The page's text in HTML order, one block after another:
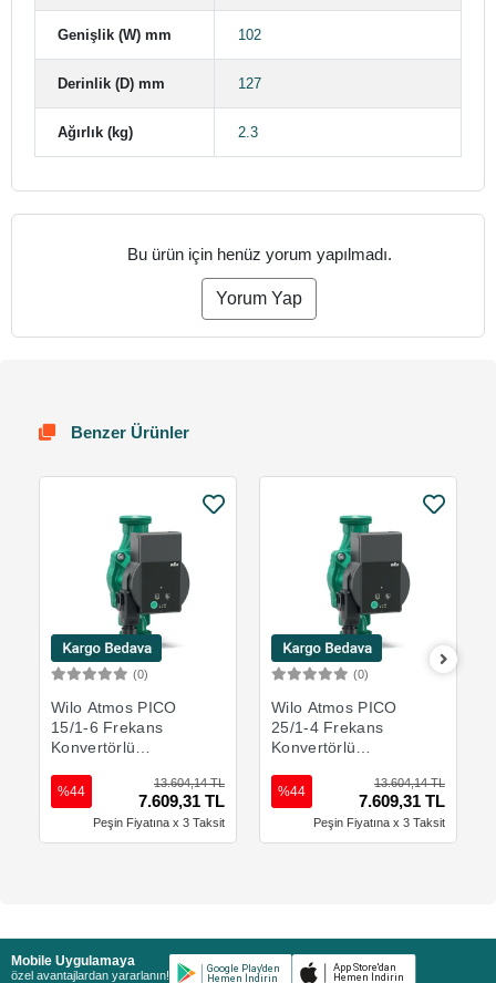
Genişlik (W) mm 102
Derinlik (D) mm 127
Ağırlık (kg) 2.3
Bu ürün için henüz yorum yapılmadı.
Yorum Yap
Benzer Ürünler
(0)
Wilo Atmos PICO
15/1-6 Frekans
Konvertörlü
Pompası
13.604,14 TL
7.609,31 TL
%44
Peşin Fiyatına x 3 Taksit
(0)
Wilo Atmos PICO
25/1-4 Frekans
Konvertörlü
Pompası
13.604,14 TL
7.609,31 TL
%44
Peşin Fiyatına x 3 Taksit
Mobile Uygulamaya
özel avantajlardan yararlanın!